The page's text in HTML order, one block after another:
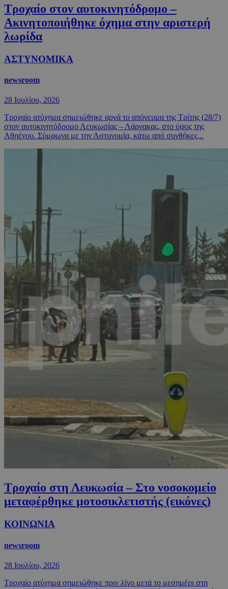
Τροχαίο στον αυτοκινητόδρομο –
Ακινητοποιήθηκε όχημα στην αριστερή
λωρίδα
ΑΣΤΥΝΟΜΙΚΑ
newsroom
28 Ιουλίου, 2026
Τροχαίο ατύχημα σημειώθηκε αργά το απόγευμα της Τρίτης (28/7)
στον αυτοκινητόδρομο Λευκωσίας – Λάρνακας, στο ύψος της
Αθηένου. Σύμφωνα με την Αστυνομία, κάτω από συνθήκες...
Τροχαίο στη Λευκωσία – Στο νοσοκομείο
μεταφέρθηκε μοτοσικλετιστής (εικόνες)
ΚΟΙΝΩΝΙΑ
newsroom
28 Ιουλίου, 2026
Τροχαίο ατύχημα σημειώθηκε πριν λίγο μετά το μεσημέρι στη